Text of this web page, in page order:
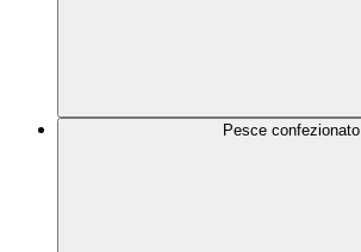
Pesce confezionato